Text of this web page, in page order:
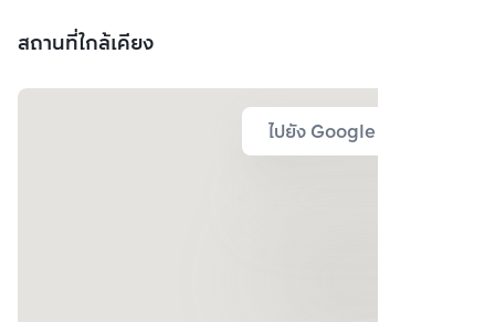
สถานที่ใกล้เคียง
ไปยัง Google Map